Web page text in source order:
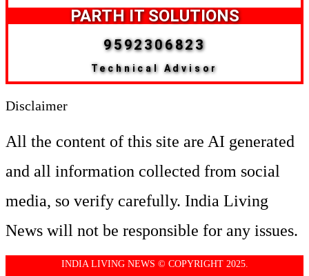
PARTH IT SOLUTIONS
9592306823
Technical Advisor
Disclaimer
All the content of this site are AI generated
and all information collected from social
media, so verify carefully. India Living
News will not be responsible for any issues.
INDIA LIVING NEWS © COPYRIGHT 2025.